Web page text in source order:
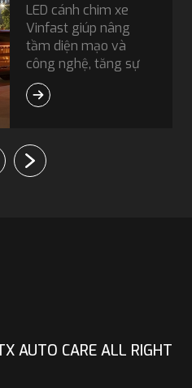
LED cánh chim xe
Vinfast giúp nâng
tầm diện mạo và
công nghệ, tăng sự
an toàn khi di chuyển.
Liên hệ GTX Auto
AUTO CARE ALL RIGHT